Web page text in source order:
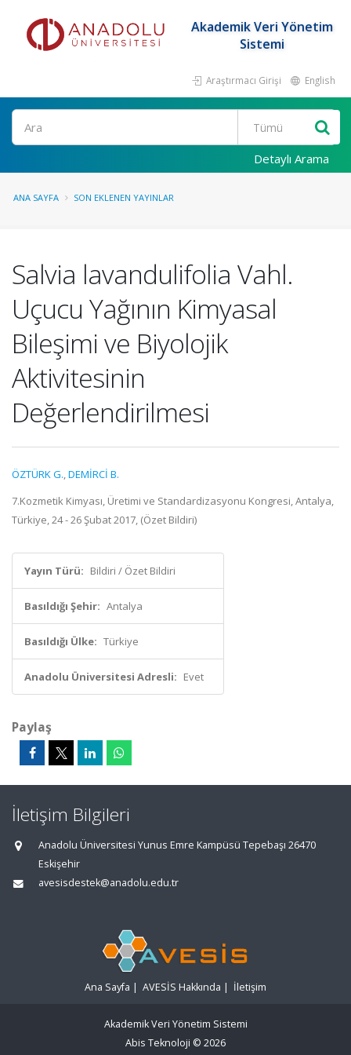
Akademik Veri Yönetim
Sistemi
Araştırmacı Girişi English
Ara
Detaylı Arama
ANA SAYFA SON EKLENEN YAYINLAR
Salvia lavandulifolia Vahl.
Uçucu Yağının Kimyasal
Bileşimi ve Biyolojik
Aktivitesinin
Değerlendirilmesi
ÖZTÜRK G.,DEMİRCİ B.
7.Kozmetik Kimyası, Üretimi ve Standardizasyonu Kongresi, Antalya,
Türkiye, 24 - 26 Şubat 2017, (Özet Bildiri)
Yayın Türü: Bildiri / Özet Bildiri
Basıldığı Şehir: Antalya
Basıldığı Ülke: Türkiye
Anadolu Üniversitesi Adresli: Evet
Paylaş
İletişim Bilgileri
Anadolu Üniversitesi Yunus Emre Kampüsü Tepebaşı 26470
Eskişehir
avesisdestek@anadolu.edu.tr
Ana Sayfa | AVESİS Hakkında | İletişim
Akademik Veri Yönetim Sistemi
Abis Teknoloji © 2026